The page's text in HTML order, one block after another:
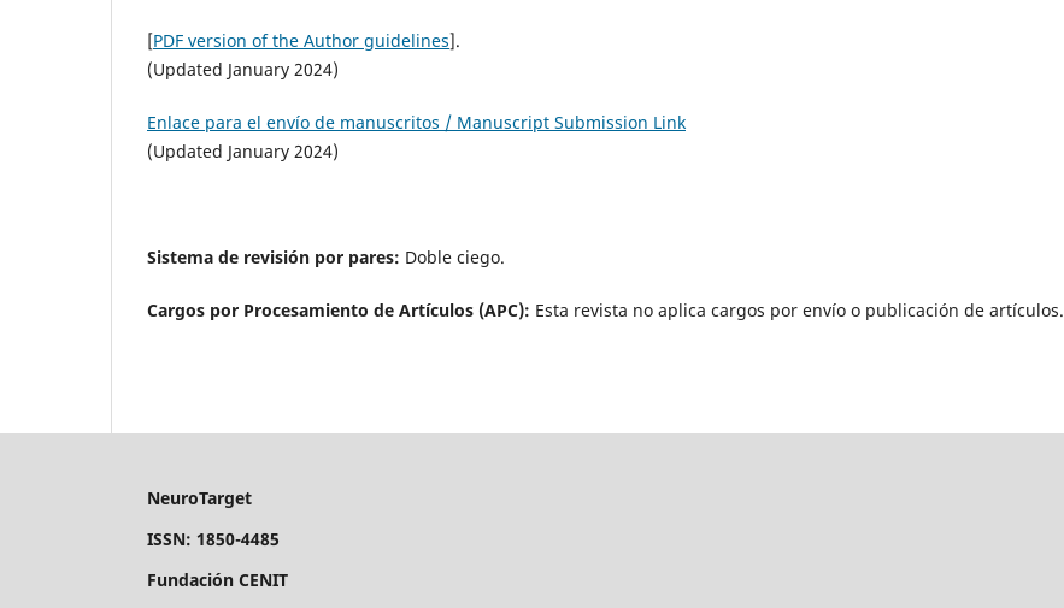
[PDF version of the Author guidelines].
(Updated January 2024)
Enlace para el envío de manuscritos / Manuscript Submission Link
(Updated January 2024)
Sistema de revisión por pares: Doble ciego.
Cargos por Procesamiento de Artículos (APC): Esta revista no aplica cargos por envío o publicación de artículos.
NeuroTarget
ISSN: 1850-4485
Fundación CENIT